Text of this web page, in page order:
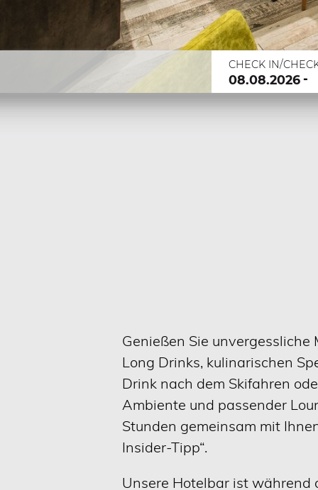
Genießen Sie
Long Drinks, kulinarischen
Drink nach dem Skifahren
Ambiente und passender
Stunden gemeinsam mit
Insider-Tipp“.
Unsere Hotelbar ist während
CHECK IN/
-